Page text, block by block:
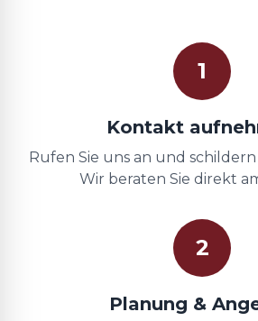
1
Kontakt
Rufen Sie uns an und
Wir beraten Sie direkt
2
Planung &